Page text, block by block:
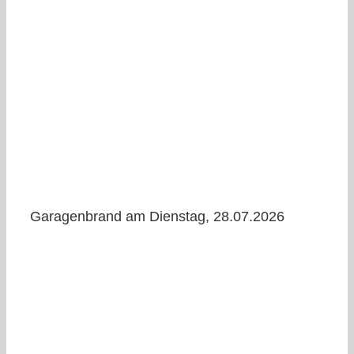
Garagenbrand am Dienstag, 28.07.2026